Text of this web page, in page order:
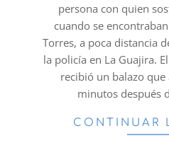
persona con quien
cuando se
Torres, a poca distancia
la policía en La Guajira.
recibió un balazo que
minutos después
CONTINUAR